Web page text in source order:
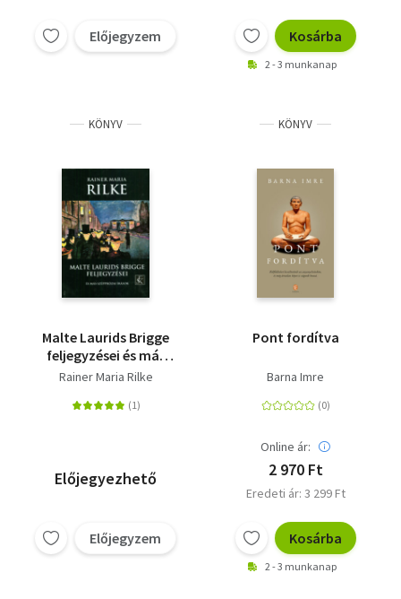
Előjegyzem Kosárba
2 - 3 munkanap
KÖNYV
Malte Laurids Brigge
feljegyzései és más
szépprózai írások
Rainer Maria Rilke
Előjegyezhető
Előjegyzem
KÖNYV
Pont fordítva
Barna Imre
Online ár:
2 970 Ft
Eredeti ár: 3 299 Ft
Kosárba
2 - 3 munkanap